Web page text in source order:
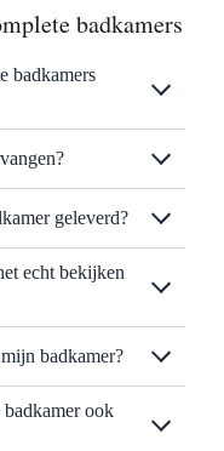
badkamers
badkamers
geleverd?
echt bekijken
badkamer?
ook